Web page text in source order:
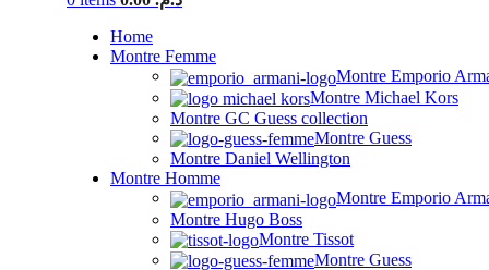
Home
Montre Femme
Montre Emporio
Montre Michael Kors
Montre GC Guess collection
Montre Guess
Montre Daniel Wellington
Montre Homme
Montre Emporio
Montre Hugo Boss
Montre Tissot
Montre Guess